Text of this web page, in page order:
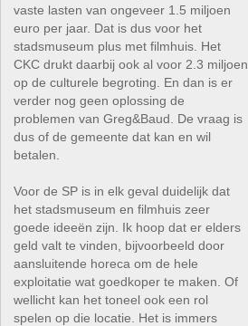
vaste lasten van ongeveer 1.5 miljoen
euro per jaar. Dat is dus voor het
stadsmuseum plus met filmhuis. Het
CKC drukt daarbij ook al voor 2.3 miljoen
op de culturele begroting. En dan is er
verder nog geen oplossing de
problemen van Greg&Baud. De vraag is
dus of de gemeente dat kan en wil
betalen.
Voor de SP is in elk geval duidelijk dat
het stadsmuseum en filmhuis zeer
goede ideeën zijn. Ik hoop dat er elders
geld valt te vinden, bijvoorbeeld door
aansluitende horeca om de hele
exploitatie wat goedkoper te maken. Of
wellicht kan het toneel ook een rol
spelen op die locatie. Het is immers